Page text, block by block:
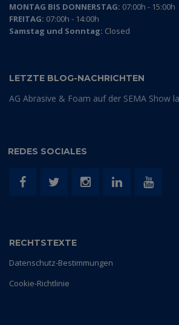
MONTAG BIS DONNERSTAG: 07:00h - 15:00h
FREITAG: 07:00h - 14:00h
Samstag und Sonntag: Closed
LETZTE BLOG-NACHRICHTEN
AG Abrasive & Foam auf der SEMA Show
REDES SOCIALES
RECHTSTEXTE
Datenschutz-Bestimmungen
Cookie-Richtlinie